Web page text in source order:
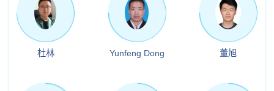
杜林 Yunfeng Dong 董旭